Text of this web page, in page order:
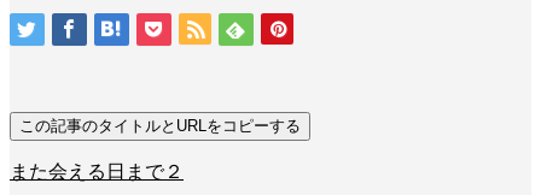
この記事のタイトルとURLをコピーする
また会える日まで２